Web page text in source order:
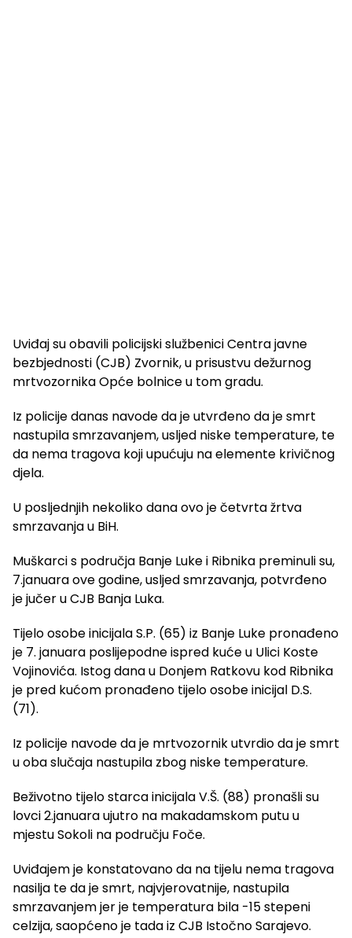
Uviđaj su obavili policijski službenici Centra javne
bezbjednosti (CJB) Zvornik, u prisustvu dežurnog
mrtvozornika Opće bolnice u tom gradu.
Iz policije danas navode da je utvrđeno da je smrt
nastupila smrzavanjem, usljed niske temperature, te
da nema tragova koji upućuju na elemente krivičnog
djela.
U posljednjih nekoliko dana ovo je četvrta žrtva
smrzavanja u BiH.
Muškarci s područja Banje Luke i Ribnika preminuli su,
7.januara ove godine, usljed smrzavanja, potvrđeno
je jučer u CJB Banja Luka.
Tijelo osobe inicijala S.P. (65) iz Banje Luke pronađeno
je 7. januara poslijepodne ispred kuće u Ulici Koste
Vojinovića. Istog dana u Donjem Ratkovu kod Ribnika
je pred kućom pronađeno tijelo osobe inicijal D.S.
(71).
Iz policije navode da je mrtvozornik utvrdio da je smrt
u oba slučaja nastupila zbog niske temperature.
Beživotno tijelo starca inicijala V.Š. (88) pronašli su
lovci 2.januara ujutro na makadamskom putu u
mjestu Sokoli na području Foče.
Uviđajem je konstatovano da na tijelu nema tragova
nasilja te da je smrt, najvjerovatnije, nastupila
smrzavanjem jer je temperatura bila -15 stepeni
celzija, saopćeno je tada iz CJB Istočno Sarajevo.